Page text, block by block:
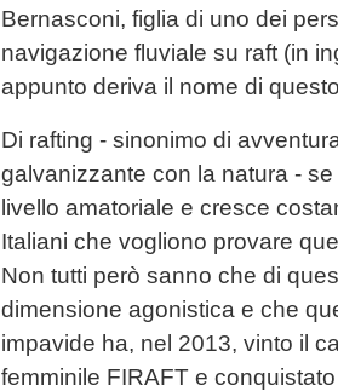
Bernasconi, figlia di uno dei
navigazione fluviale su raft (in
appunto deriva il nome di
Di rafting - sinonimo di
galvanizzante con la natura -
livello amatoriale e cresce
Italiani che vogliono provare
Non tutti però sanno che di
dimensione agonistica e che
impavide ha, nel 2013, vinto il
femminile FIRAFT e